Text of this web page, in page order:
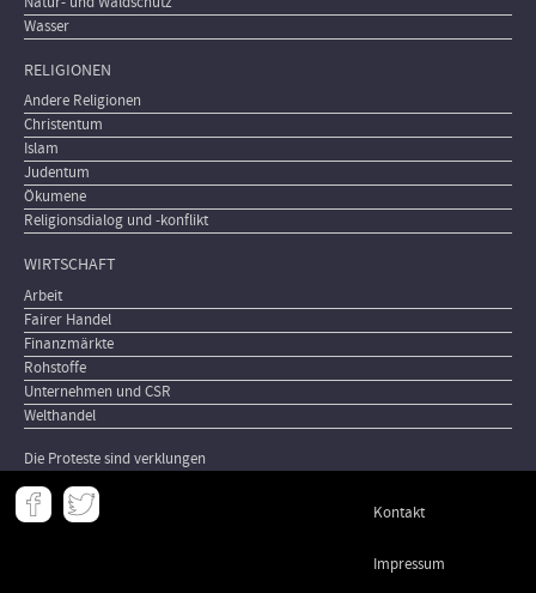
Wasser
RELIGIONEN
Andere Religionen
Christentum
Islam
Judentum
Ökumene
Religionsdialog und -konflikt
WIRTSCHAFT
Arbeit
Fairer Handel
Finanzmärkte
Rohstoffe
Unternehmen und CSR
Welthandel
Die Proteste sind verklungen
Meta
- Kontakt
Impressum